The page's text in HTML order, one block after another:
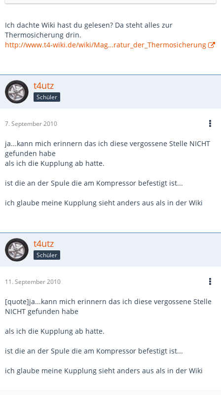
Ich dachte Wiki hast du gelesen? Da steht alles zur
Thermosicherung drin.
http://www.t4-wiki.de/wiki/Mag…ratur_der_Thermosicherung
t4utz
Schüler
7. September 2010
ja...kann mich erinnern das ich diese vergossene Stelle NICHT
gefunden habe
als ich die Kupplung ab hatte.
ist die an der Spule die am Kompressor befestigt ist...
ich glaube meine Kupplung sieht anders aus als in der Wiki
t4utz
Schüler
11. September 2010
[quote]ja...kann mich erinnern das ich diese vergossene Stelle
NICHT gefunden habe
als ich die Kupplung ab hatte.
ist die an der Spule die am Kompressor befestigt ist...
ich glaube meine Kupplung sieht anders aus als in der Wiki